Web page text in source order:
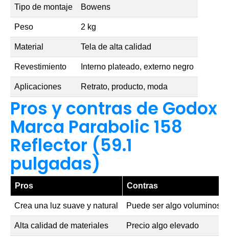
Tipo de montaje Bowens
Peso 2 kg
Material Tela de alta calidad
Revestimiento Interno plateado, externo negro
Aplicaciones Retrato, producto, moda
Pros y contras de Godox
Marca Parabolic 158
Reflector (59.1
pulgadas)
Pros Contras
Crea una luz suave y natural Puede ser algo voluminosa
Alta calidad de materiales Precio algo elevado